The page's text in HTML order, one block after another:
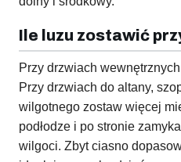
Ile luzu zostawić
Przy drzwiach
Przy drzwiach do altany,
wilgotnego zostaw więcej
podłodze i po stronie
wilgoci. Zbyt ciasno